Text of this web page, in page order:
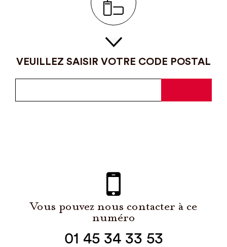
VEUILLEZ SAISIR VOTRE CODE POSTAL
Vous pouvez nous contacter à ce
numéro
01 45 34 33 53